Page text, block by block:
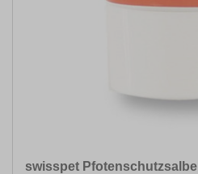
swisspet Pfotenschutzsalbe